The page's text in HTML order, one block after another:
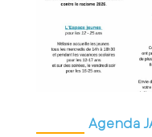
Agenda